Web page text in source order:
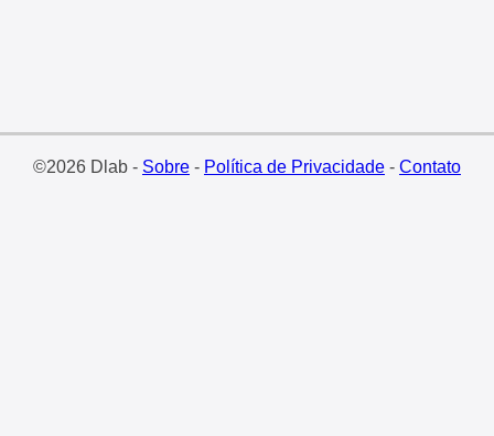
©2026 Dlab - Sobre- Política de Privacidade- Contato